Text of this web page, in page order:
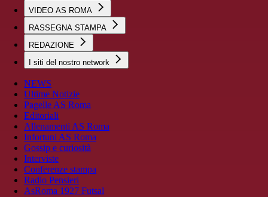
VIDEO AS ROMA
RASSEGNA STAMPA
REDAZIONE
I siti del nostro network
NEWS
Ultime Notizie
Pagelle AS Roma
Editoriali
Allenamenti AS Roma
Infortuni AS Roma
Gossip e curiosità
Interviste
Conferenze stampa
Radio Pensieri
AsRoma 1927 Futsal